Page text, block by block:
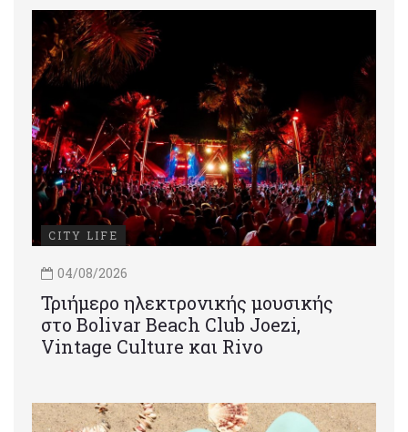
CITY LIFE
04/08/2026
Τριήμερο ηλεκτρονικής μουσικής
στο Bolivar Beach Club Joezi,
Vintage Culture και Rivo